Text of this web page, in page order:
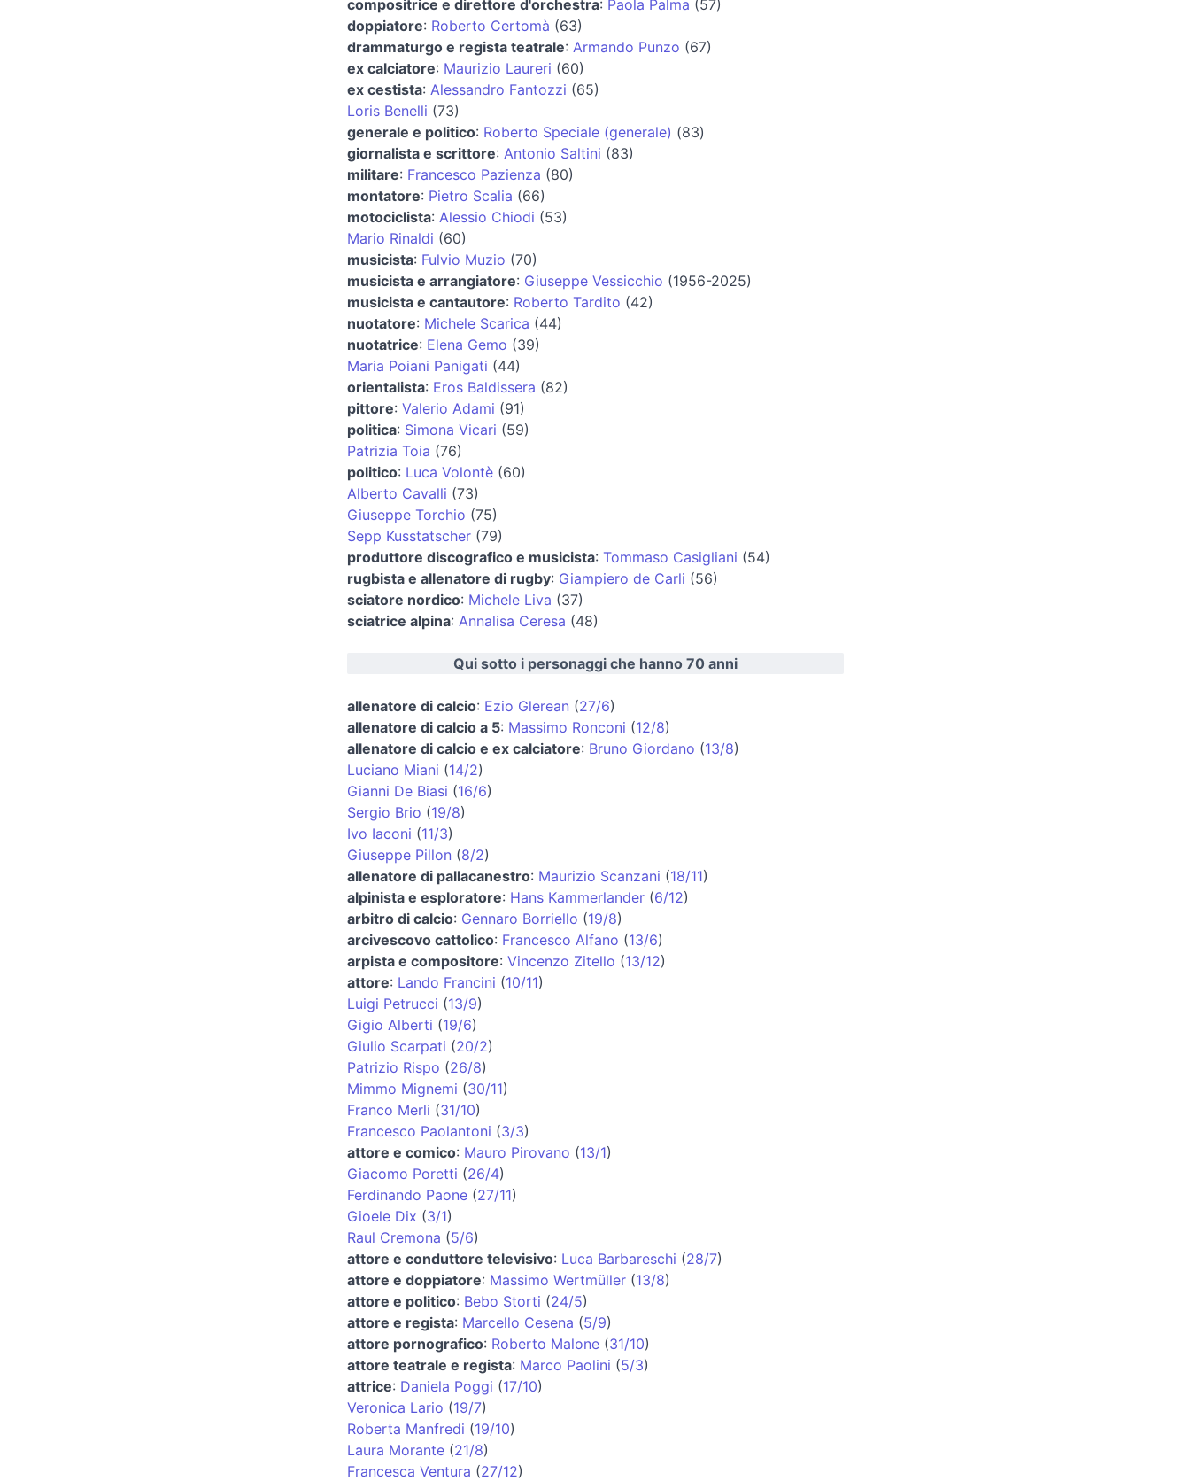
compositrice e direttore d'orchestra: Paola Palma (57)
doppiatore: Roberto Certomà (63)
drammaturgo e regista teatrale: Armando Punzo (67)
ex calciatore: Maurizio Laureri (60)
ex cestista: Alessandro Fantozzi (65)
Loris Benelli (73)
generale e politico: Roberto Speciale (generale) (83)
giornalista e scrittore: Antonio Saltini (83)
militare: Francesco Pazienza (80)
montatore: Pietro Scalia (66)
motociclista: Alessio Chiodi (53)
Mario Rinaldi (60)
musicista: Fulvio Muzio (70)
musicista e arrangiatore: Giuseppe Vessicchio (1956-2025)
musicista e cantautore: Roberto Tardito (42)
nuotatore: Michele Scarica (44)
nuotatrice: Elena Gemo (39)
Maria Poiani Panigati (44)
orientalista: Eros Baldissera (82)
pittore: Valerio Adami (91)
politica: Simona Vicari (59)
Patrizia Toia (76)
politico: Luca Volontè(60)
Alberto Cavalli (73)
Giuseppe Torchio (75)
Sepp Kusstatscher(79)
produttore discografico e musicista: Tommaso Casigliani (54)
rugbista e allenatore di rugby: Giampiero de Carli (56)
sciatore nordico: Michele Liva (37)
sciatrice alpina: Annalisa Ceresa (48)
Qui sotto i personaggi che hanno 70 anni
allenatore di calcio: Ezio Glerean (27/6)
allenatore di calcio a 5: Massimo Ronconi (12/8)
allenatore di calcio e ex calciatore: Bruno Giordano (13/8)
Luciano Miani (14/2)
Gianni De Biasi (16/6)
Sergio Brio (19/8)
Ivo Iaconi (11/3)
Giuseppe Pillon (8/2)
allenatore di pallacanestro: Maurizio Scanzani (18/11)
alpinista e esploratore: Hans Kammerlander(6/12)
arbitro di calcio: Gennaro Borriello (19/8)
arcivescovo cattolico: Francesco Alfano (13/6)
arpista e compositore: Vincenzo Zitello (13/12)
attore: Lando Francini (10/11)
Luigi Petrucci (13/9)
Gigio Alberti (19/6)
Giulio Scarpati (20/2)
Patrizio Rispo (26/8)
Mimmo Mignemi (30/11)
Franco Merli (31/10)
Francesco Paolantoni (3/3)
attore e comico: Mauro Pirovano (13/1)
Giacomo Poretti (26/4)
Ferdinando Paone(27/11)
Gioele Dix (3/1)
Raul Cremona (5/6)
attore e conduttore televisivo: Luca Barbareschi (28/7)
attore e doppiatore: Massimo Wertmüller(13/8)
attore e politico: Bebo Storti (24/5)
attore e regista: Marcello Cesena (5/9)
attore pornografico: Roberto Malone(31/10)
attore teatrale e regista: Marco Paolini (5/3)
attrice: Daniela Poggi (17/10)
Veronica Lario (19/7)
Roberta Manfredi (19/10)
Laura Morante(21/8)
Francesca Ventura (27/12)